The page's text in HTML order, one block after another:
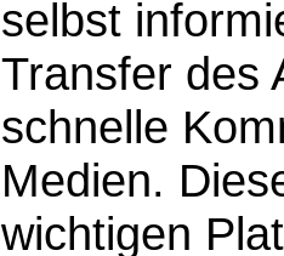
selbst
Transfer des
schnelle
Medien.
wichtigen